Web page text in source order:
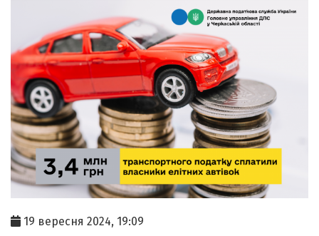
19 вересня 2024, 19:09